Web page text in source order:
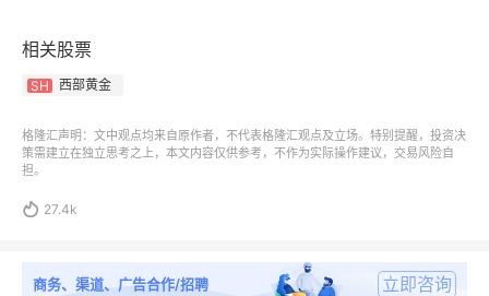
相关股票
SH 西部黄金
格隆汇声明：文中观点均来自原作者，不代表格隆汇观点及立场。特别提醒，投资决
策需建立在独立思考之上，本文内容仅供参考，不作为实际操作建议，交易风险自
担。
 27.4k
商务、渠道、广告合作/招聘 立即咨询